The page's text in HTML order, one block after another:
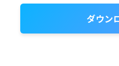
ダウン